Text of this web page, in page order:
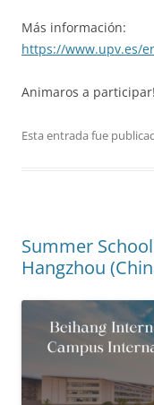
Más información:
https://www.upv.es/
Animaros a participar!
Esta entrada fue
Summer
Hangzhou